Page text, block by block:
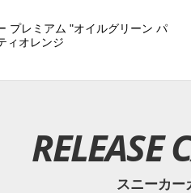
プレミアム "オイルグリーン パ
ィオレンジ
RELEASE
スニーカー